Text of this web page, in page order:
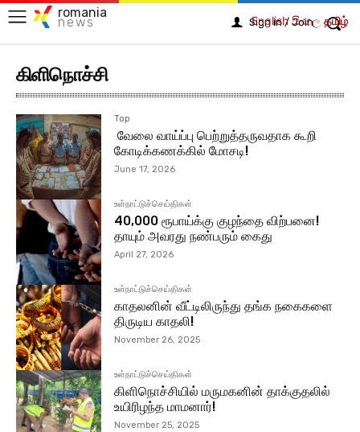
romania
news Sign in / Join
கிளிநொச்சி
Top
வேலை வாய்ப்பு பெற்றுத்தருவதாக கூறி
கோடிக்கணக்கில் மோசடி!
June 17, 2026
உள்நாட்டுச்செய்திகள்
40,000 ரூபாய்க்கு குழந்தை விற்பனை!
தாயும் அவரது நண்பரும் கைது
April 27, 2026
உள்நாட்டுச்செய்திகள்
காதலனின் வீட்டிலிருந்து தங்க நகைகளை
திருடிய காதலி!
November 26, 2025
உள்நாட்டுச்செய்திகள்
கிளிநொச்சியில் மருமகனின் தாக்குதலில்
உயிரிழந்த மாமனார்!
November 25, 2025
English සිංහල தமிழ்